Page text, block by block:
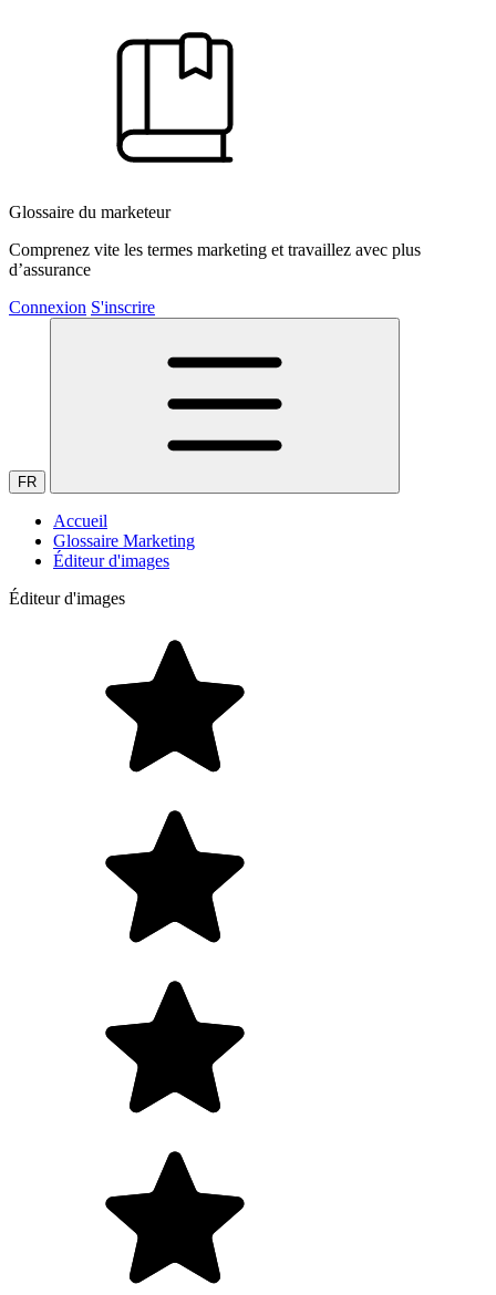
Glossaire du marketeur
Comprenez vite les termes marketing et travaillez avec plus
d’assurance
Connexion S'inscrire
FR
Accueil
Glossaire Marketing
Éditeur d'images
Éditeur d'images